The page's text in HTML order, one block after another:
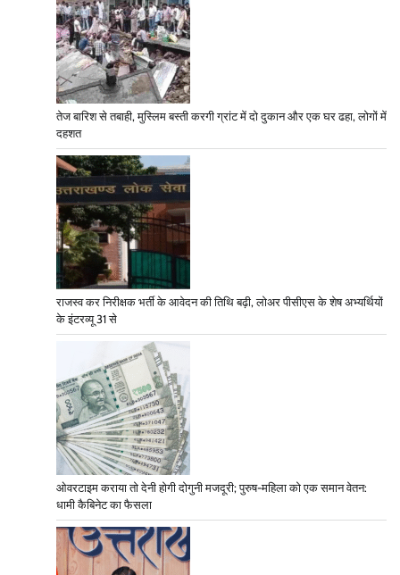
तेज बारिश से तबाही, मुस्लिम बस्ती करगी ग्रांट में दो दुकान और एक घर ढहा, लोगों में
दहशत
राजस्व कर निरीक्षक भर्ती के आवेदन की तिथि बढ़ी, लोअर पीसीएस के शेष अभ्यर्थियों
के इंटरव्यू 31 से
ओवरटाइम कराया तो देनी होगी दोगुनी मजदूरी; पुरुष-महिला को एक समान वेतन:
धामी कैबिनेट का फैसला